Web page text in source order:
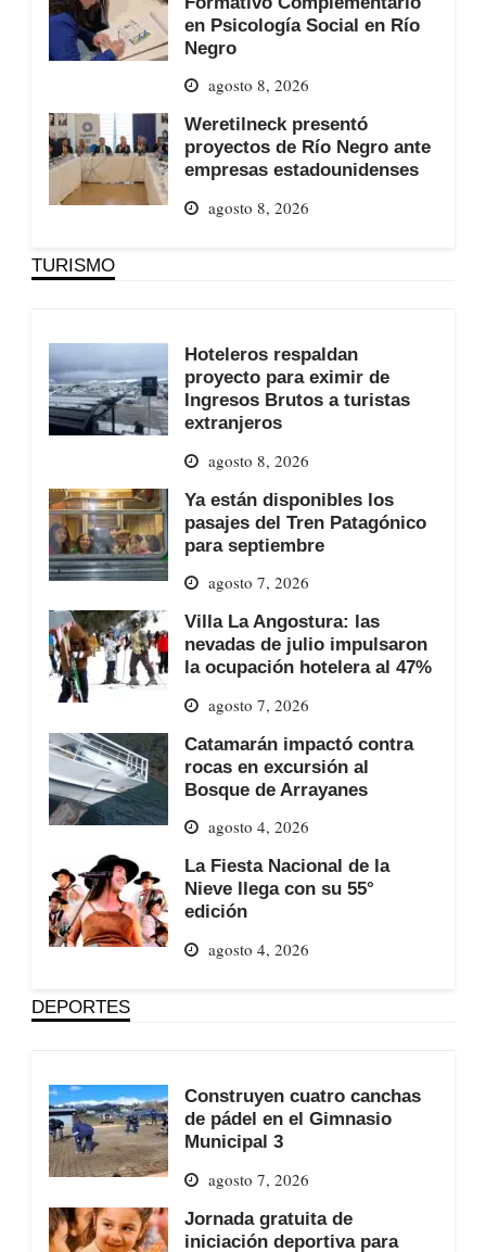
en Psicología Social en Río
Negro
agosto 8, 2026
Weretilneck presentó
proyectos de Río Negro ante
empresas estadounidenses
agosto 8, 2026
TURISMO
Hoteleros respaldan
proyecto para eximir de
Ingresos Brutos a turistas
extranjeros
agosto 8, 2026
Ya están disponibles los
pasajes del Tren Patagónico
para septiembre
agosto 7, 2026
Villa La Angostura: las
nevadas de julio impulsaron
la ocupación hotelera al 47%
agosto 7, 2026
Catamarán impactó contra
rocas en excursión al
Bosque de Arrayanes
agosto 4, 2026
La Fiesta Nacional de la
Nieve llega con su 55°
edición
agosto 4, 2026
DEPORTES
Construyen cuatro canchas
de pádel en el Gimnasio
Municipal 3
agosto 7, 2026
Jornada gratuita de
iniciación deportiva para